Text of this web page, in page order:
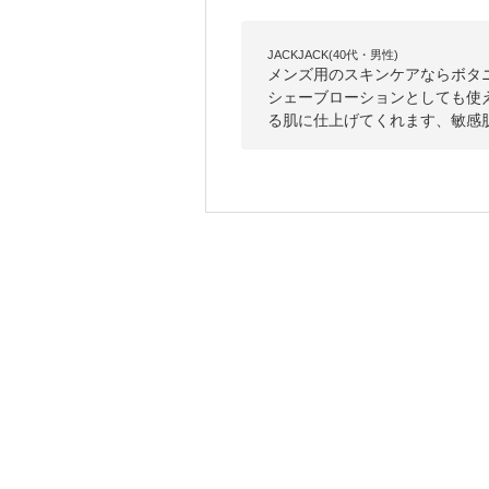
JACKJACK(40代・男性)
メンズ用のスキンケアならボ
シェーブローションとしても
る肌に仕上げてくれます、敏